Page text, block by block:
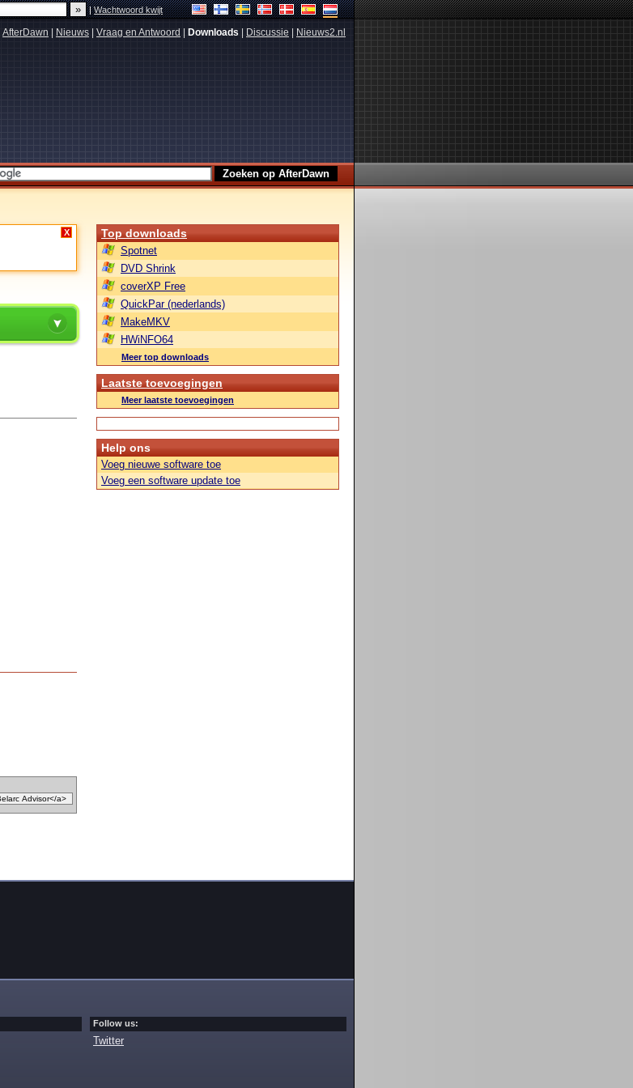
|Wachtwoord kwijt
AfterDawn Nieuws Vraag en Antwoord Downloads Discussie Nieuws2.nl
X Top downloads
Spotnet
DVD Shrink
coverXP Free
QuickPar (nederlands)
MakeMKV
HWiNFO64
Meer top downloads
Laatste toevoegingen
Meer laatste toevoegingen
Help ons
Voeg nieuwe software toe
Voeg een software update toe
Follow us:
Twitter